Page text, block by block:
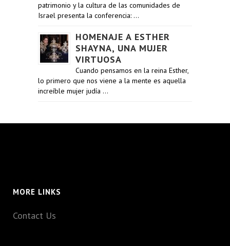
patrimonio y la cultura de las comunidades de
Israel presenta la conferencia: …
HOMENAJE A ESTHER
SHAYNA, UNA MUJER
VIRTUOSA
Cuando pensamos en la reina Esther,
lo primero que nos viene a la mente es aquella
increíble mujer judía …
MORE LINKS
Contact Us